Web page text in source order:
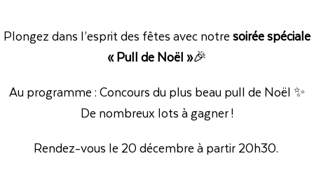
Plongez dans l’esprit des fêtes avec notresoirée spéciale
« Pull de Noël »🎉
Au programme : Concours du plus beau pull de Noël ✨
De nombreux lots à gagner !
Rendez-vous le 20 décembre à partir 20h30.